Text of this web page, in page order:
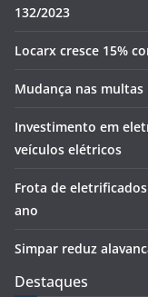
132/2023
Locarx cresce 15%
Mudança nas
Investimento em
veículos elétricos
Frota de
ano
Simpar reduz
Destaques